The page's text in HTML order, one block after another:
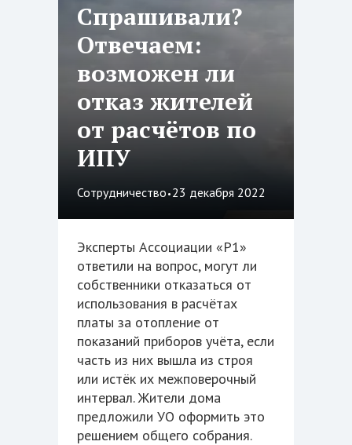
Спрашивали?
Отвечаем:
возможен ли
отказ жителей
от расчётов по
ИПУ
Сотрудничество·23 декабря 2022
Эксперты Ассоциации «Р1»
ответили на вопрос, могут ли
собственники отказаться от
использования в расчётах
платы за отопление от
показаний приборов учёта, если
часть из них вышла из строя
или истёк их межповерочный
интервал. Жители дома
предложили УО оформить это
решением общего собрания.